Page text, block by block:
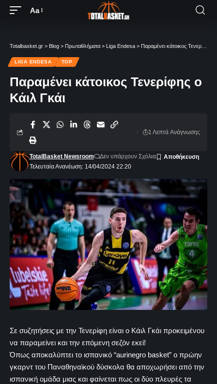
Aa
Totalbasket.gr > Blog > Πρωταθλήματα > Liga Endesa > Παραμένει κάτοικος Τενερίφης ο Κάιλ Γκάι
LIGA ENDESA TOP
Παραμένει κάτοικος Τενερίφης ο
Κάιλ Γκάι
Τελευταία Ανανέωση: 14/04/2024 22:20
TotalBasket Newsroom Δεν υπάρχουν Σχόλια
1 Λεπτά Aνάγνωσης
Σε συζητήσεις με την Τενερίφη είναι ο Κάιλ Γκάι προκειμένου
να παραμείνει και την επόμενη σεζόν εκεί!
Όπως αποκαλύπτει το ισπανικό “aurinegro basket” ο πρώην
γκαρντ του Παναθηναϊκού δύσκολα θα αποχωρήσει από την
ισπανική ομάδα μιας και φαίνεται πως οι δύο πλευρές τα